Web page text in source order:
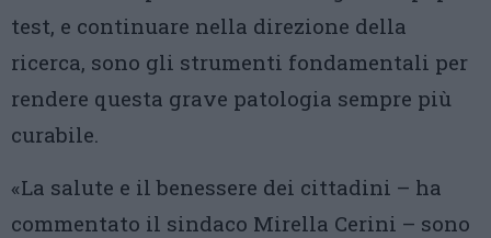
test, e continuare nella direzione della
ricerca, sono gli strumenti fondamentali per
rendere questa grave patologia sempre più
curabile.
«La salute e il benessere dei cittadini – ha
commentato il sindaco Mirella Cerini – sono